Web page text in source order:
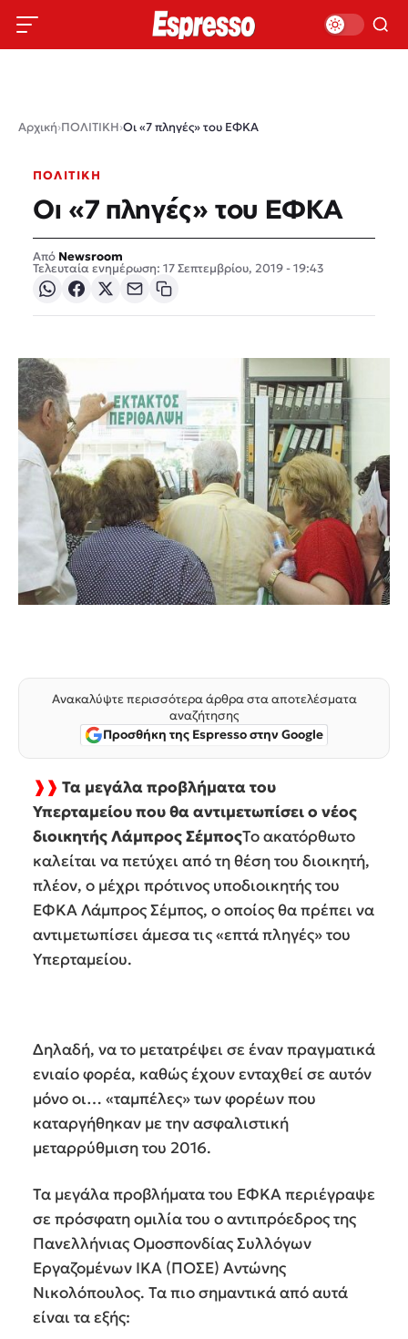
Αρχική›ΠΟΛΙΤΙΚΗ›Οι «7 πληγές» του ΕΦΚΑ
ΠΟΛΙΤΙΚΗ
Οι «7 πληγές» του ΕΦΚΑ
Newsroom
Τελευταία ενημέρωση: 17 Σεπτεμβρίου, 2019 - 19:43
Ανακαλύψτε περισσότερα άρθρα στα αποτελέσματα
αναζήτησης
Προσθήκη της Espresso στην Google
❱❱ Τα μεγάλα προβλήματα του
Υπερταμείου που θα αντιμετωπίσει ο νέος
διοικητής Λάμπρος ΣέμποςΤο ακατόρθωτο
καλείται να πετύχει από τη θέση του διοικητή,
πλέον, ο μέχρι πρότινος υποδιοικητής του
ΕΦΚΑ Λάμπρος Σέμπος, ο οποίος θα πρέπει να
αντιμετωπίσει άμεσα τις «επτά πληγές» του
Υπερταμείου.
Δηλαδή, να το μετατρέψει σε έναν πραγματικά
ενιαίο φορέα, καθώς έχουν ενταχθεί σε αυτόν
μόνο οι… «ταμπέλες» των φορέων που
καταργήθηκαν με την ασφαλιστική
μεταρρύθμιση του 2016.
Τα μεγάλα προβλήματα του ΕΦΚΑ περιέγραψε
σε πρόσφατη ομιλία του ο αντιπρόεδρος της
Πανελλήνιας Ομοσπονδίας Συλλόγων
Εργαζομένων ΙΚΑ (ΠΟΣΕ) Αντώνης
Νικολόπουλος. Τα πιο σημαντικά από αυτά
είναι τα εξής: